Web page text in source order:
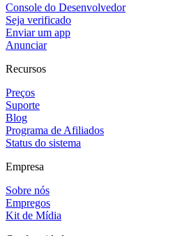
Console do Desenvolvedor
Seja verificado
Enviar um app
Anunciar
Recursos
Preços
Suporte
Blog
Programa de Afiliados
Status do sistema
Empresa
Sobre nós
Empregos
Kit de Mídia